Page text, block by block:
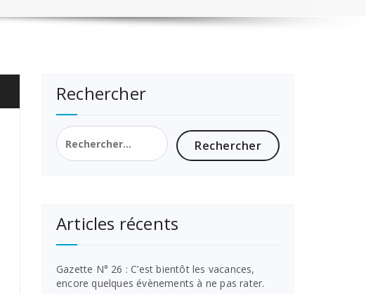
Rechercher
Rechercher :
Articles récents
Gazette N° 26 : C’est bientôt les vacances,
encore quelques évènements à ne pas rater.